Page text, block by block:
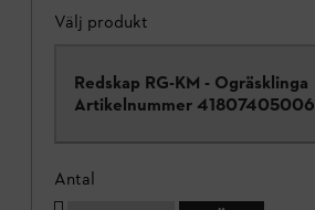
Välj produkt
Redskap RG-KM - Ogräsklinga
Artikelnummer 41807405006
Antal